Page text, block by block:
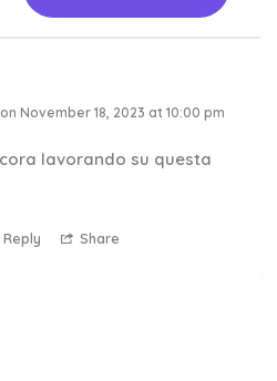
November 18, 2023 at 10:00 pm
lavorando su questa
Reply Share